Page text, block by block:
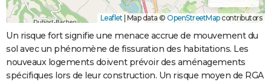
Leaflet Map data © OpenStreetMapcontributors
Un risque fort signifie une menace accrue de mouvement du
sol avec un phénomène de fissuration des habitations. Les
nouveaux logements doivent prévoir des aménagements
spécifiques lors de leur construction. Un risque moyen de RGA